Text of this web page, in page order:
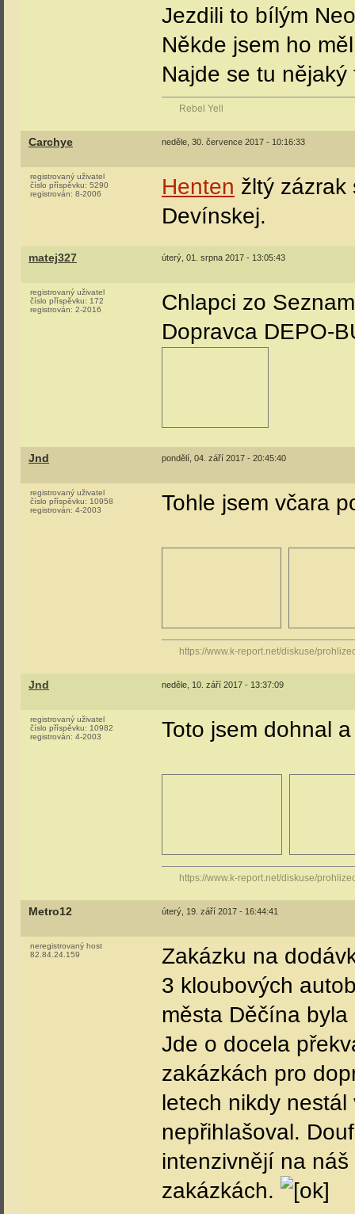
Jezdili to bílým
Někde jsem ho
Najde se tu
Rebel Yell
Carchye neděle, 30. července 2017 - 10:16:33
registrovaný uživatel
číslo příspěvku: 5290
registrován: 8-2006 Henten žltý zázrak
Devínskej.
matej327 úterý, 01. srpna 2017 - 13:05:43
registrovaný uživatel
číslo příspěvku: 172
registrován: 2-2016
Chlapci zo
Dopravca DEPO-
Jnd pondělí, 04. září 2017 - 20:45:40
registrovaný uživatel
číslo příspěvku: 10958
registrován: 4-2003 Tohle jsem včara
https://www.k-report.net/diskuse/
Jnd neděle, 10. září 2017 - 13:37:09
registrovaný uživatel
číslo příspěvku: 10982
registrován: 4-2003 Toto jsem dohnal
https://www.k-report.net/diskuse/
Metro12 úterý, 19. září 2017 - 16:44:41
neregistrovaný host
82.84.24.159
Zakázku na
3 kloubových
města Děčína
Jde o docela
zakázkách pro
letech nikdy
nepřihlašoval.
intenzivnějí na
zakázkách.